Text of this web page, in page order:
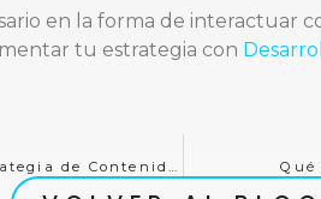
en la forma de interactuar
tu estrategia con
Descubre el Programmatic SEO: Automatiza tu Estrategia de Contenidos